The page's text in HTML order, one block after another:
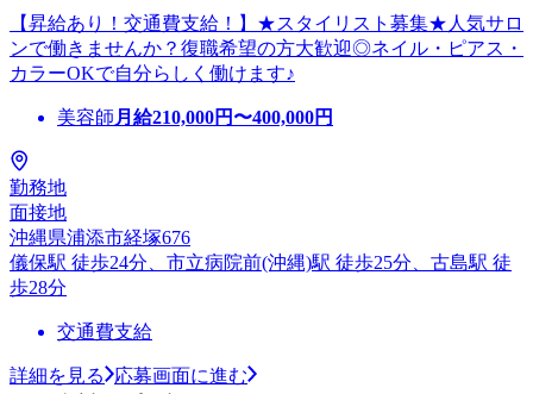
【昇給あり！交通費支給！】★スタイリスト募集★人気サロ
ンで働きませんか？復職希望の方大歓迎◎ネイル・ピアス・
カラーOKで自分らしく働けます♪
美容師 月給210,000円〜400,000円
勤務地
面接地
沖縄県浦添市経塚676
儀保駅 徒歩24分、市立病院前(沖縄)駅 徒歩25分、古島駅 徒
歩28分
交通費支給
詳細を見る
応募画面に進む